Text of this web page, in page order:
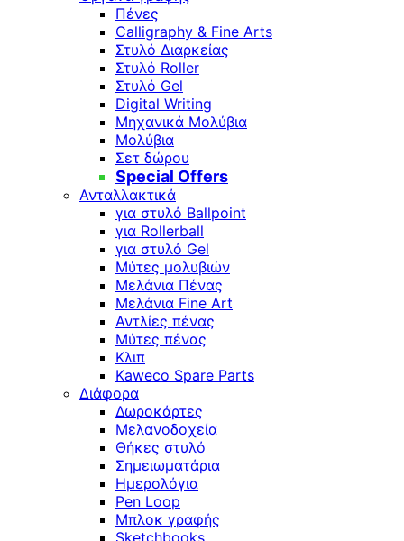
Πένες
Calligraphy & Fine Arts
Στυλό Διαρκείας
Στυλό Roller
Στυλό Gel
Digital Writing
Μηχανικά Μολύβια
Μολύβια
Σετ δώρου
Special Offers
Ανταλλακτικά
για στυλό Ballpoint
για Rollerball
για στυλό Gel
Μύτες μολυβιών
Μελάνια Πένας
Μελάνια Fine Art
Αντλίες πένας
Μύτες πένας
Κλιπ
Kaweco Spare Parts
Διάφορα
Δωροκάρτες
Μελανοδοχεία
Θήκες στυλό
Σημειωματάρια
Ημερολόγια
Pen Loop
Μπλοκ γραφής
Sketchbooks